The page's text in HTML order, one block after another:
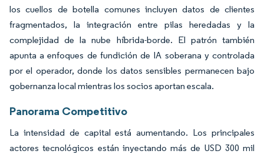
los cuellos de botella comunes incluyen datos de clientes
fragmentados, la integración entre pilas heredadas y la
complejidad de la nube híbrida-borde. El patrón también
apunta a enfoques de fundición de IA soberana y controlada
por el operador, donde los datos sensibles permanecen bajo
gobernanza local mientras los socios aportan escala.
Panorama Competitivo
La intensidad de capital está aumentando. Los principales
actores tecnológicos están inyectando más de USD 300 mil